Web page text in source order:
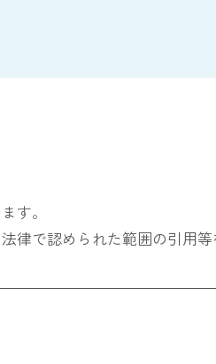
す。
で認められた範囲の引用